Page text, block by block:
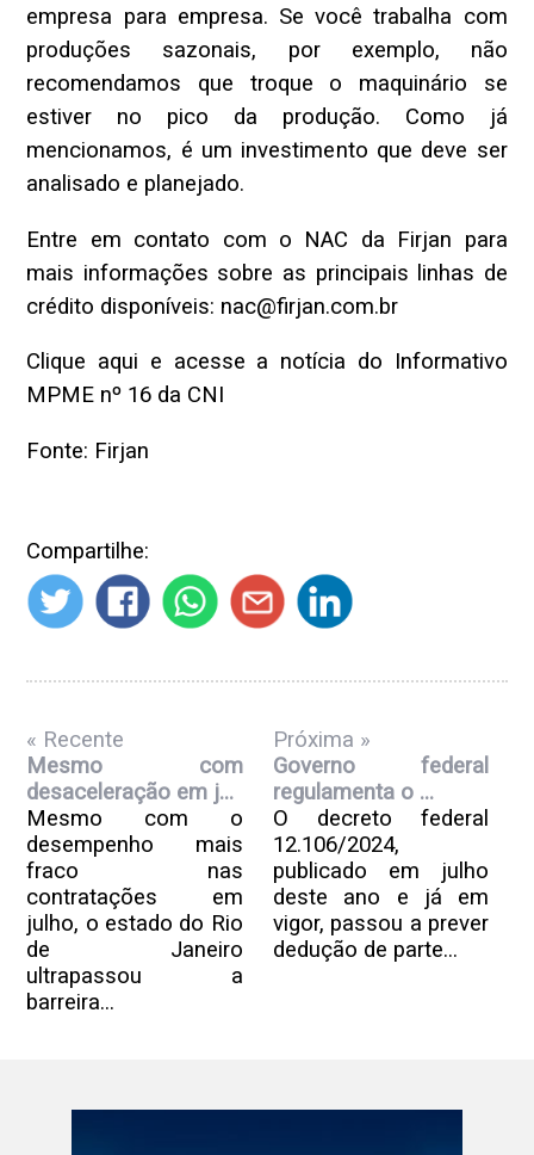
empresa para empresa. Se você trabalha com
produções sazonais, por exemplo, não
recomendamos que troque o maquinário se
estiver no pico da produção. Como já
mencionamos, é um investimento que deve ser
analisado e planejado.
Entre em contato com o NAC da Firjan para
mais informações sobre as principais linhas de
crédito disponíveis: nac@firjan.com.br
Clique aqui e acesse a notícia do Informativo
MPME nº 16 da CNI
Fonte: Firjan
Compartilhe:
« Recente
Mesmo com
desaceleração em j...
Mesmo com o
desempenho mais
fraco nas
contratações em
julho, o estado do Rio
de Janeiro
ultrapassou a
barreira...
Próxima »
Governo federal
regulamenta o ...
O decreto federal
12.106/2024,
publicado em julho
deste ano e já em
vigor, passou a prever
dedução de parte...